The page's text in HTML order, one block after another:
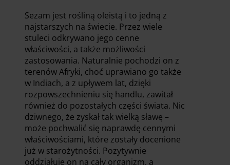
Sezam jest rośliną oleistą i to jedną z
najstarszych na świecie. Przez wiele
stuleci odkrywano jego cenne
właściwości, a także możliwości
zastosowania. Naturalnie pochodzi on z
terenów Afryki, choć uprawiano go także
w Indiach, a z upływem lat, dzięki
rozpowszechnieniu się handlu, zawitał
również do pozostałych części świata. Nic
dziwnego, że zyskał tak wielką sławę –
może pochwalić się naprawdę cennymi
właściwościami, które zostały docenione
już w starożytności. Pozytywnie
oddziałuje on na cały organizm, a